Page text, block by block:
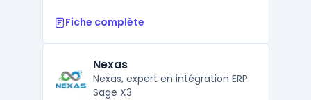
Fiche complète
Nexas
Nexas, expert en intégration ERP
Sage X3